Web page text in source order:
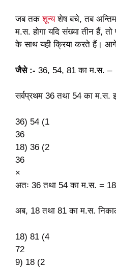
जब तकशून्यशेष बचे, तब
म.स. होगा यदि संख्या तीन हैं, तो
के साथ यही क्रिया करते हैं।
जैसे :- 36, 54, 81 का म.स. –
सर्वप्रथम 36 तथा 54 का म.स.
36) 54 (1
36
18) 36 (2
36
×
अतः 36 तथा 54 का म.स. = 18
अब, 18 तथा 81 का म.स.
18) 81 (4
72
9) 18 (2